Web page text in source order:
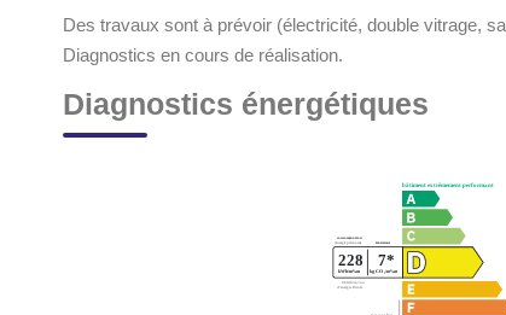
Des travaux sont à prévoir (électricité, double vitrage,
Diagnostics en cours de réalisation.
Diagnostics énergétiques